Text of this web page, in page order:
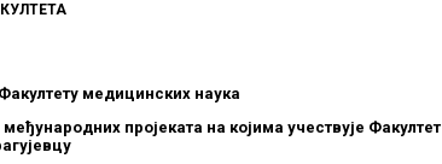
медицинских наука
пројеката на којима учествује Факултет